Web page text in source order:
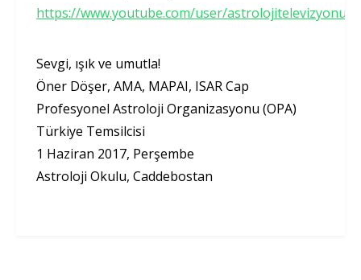
https://www.youtube.com/user/astrolojitelevizyonu
Sevgi, ışık ve umutla!
Öner Döşer, AMA, MAPAI, ISAR Cap
Profesyonel Astroloji Organizasyonu (OPA)
Türkiye Temsilcisi
1 Haziran 2017, Perşembe
Astroloji Okulu, Caddebostan